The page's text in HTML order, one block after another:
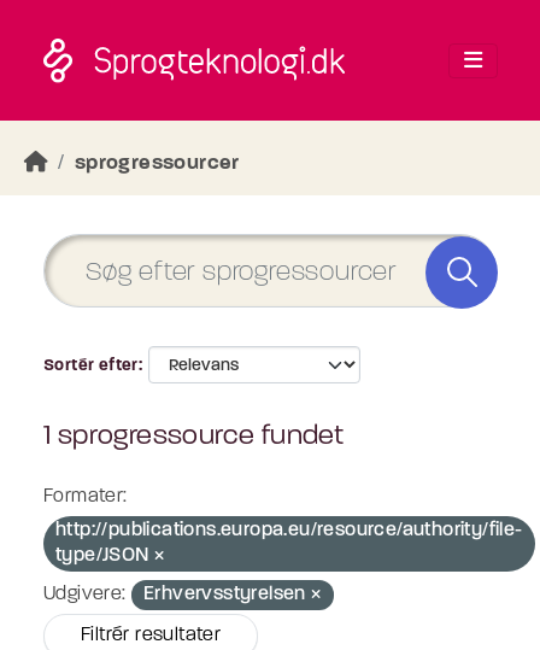
sprogressourcer
Sortér efter
1 sprogressource fundet
Formater:
http://publications.europa.eu/resource/authority/file-
type/JSON
Udgivere:
Erhvervsstyrelsen
Filtrér resultater